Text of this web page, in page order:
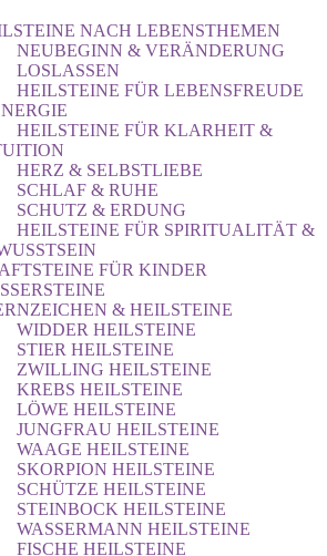
NACH LEBENSTHEMEN
NEUBEGINN & VERÄNDERUNG
LOSLASSEN
HEILSTEINE FÜR LEBENSFREUDE
HEILSTEINE FÜR KLARHEIT &
HERZ & SELBSTLIEBE
SCHLAF & RUHE
SCHUTZ & ERDUNG
HEILSTEINE FÜR SPIRITUALITÄT &
FÜR KINDER
& HEILSTEINE
WIDDER HEILSTEINE
STIER HEILSTEINE
ZWILLING HEILSTEINE
KREBS HEILSTEINE
LÖWE HEILSTEINE
JUNGFRAU HEILSTEINE
WAAGE HEILSTEINE
SKORPION HEILSTEINE
SCHÜTZE HEILSTEINE
STEINBOCK HEILSTEINE
WASSERMANN HEILSTEINE
FISCHE HEILSTEINE